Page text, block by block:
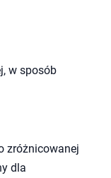
w sposób
zróżnicowanej
dla